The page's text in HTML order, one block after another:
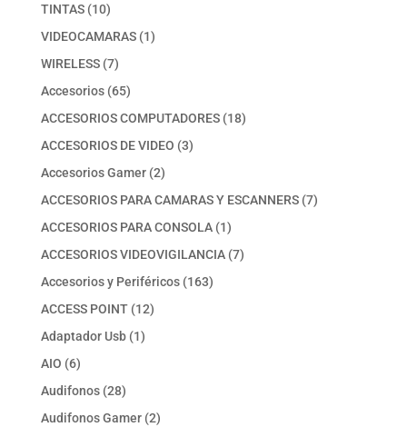
TINTAS 1010
productos
VIDEOCAMARAS 11
WIRELESS 77
productos
Accesorios 6565
productos
ACCESORIOS COMPUTADORES 1818
ACCESORIOS DE VIDEO 33
Accesorios Gamer 22
productos
ACCESORIOS PARA CAMARAS Y ESCANNERS 77
ACCESORIOS PARA CONSOLA 11
producto
ACCESORIOS VIDEOVIGILANCIA 77
Accesorios y Periféricos 163163
ACCESS POINT 1212
Adaptador Usb 11
AIO 66
productos
Audifonos 2828
productos
Audifonos Gamer 22